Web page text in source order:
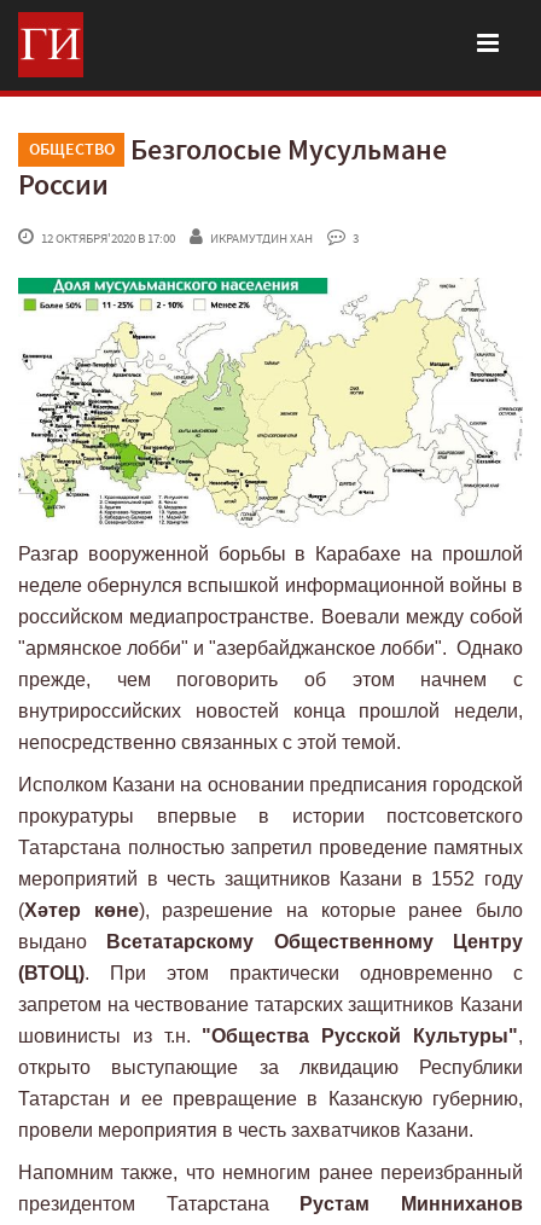
ОБЩЕСТВО
Безголосые Мусульмане
России
12 ОКТЯБРЯ'2020 В 17:00 ИКРАМУТДИН ХАН 3
Разгар вооруженной борьбы в Карабахе на прошлой
неделе обернулся вспышкой информационной войны в
российском медиапространстве. Воевали между собой
"армянское лобби" и "азербайджанское лобби". Однако
прежде, чем поговорить об этом начнем с
внутрироссийских новостей конца прошлой недели,
непосредственно связанных с этой темой.
Исполком Казани на основании предписания городской
прокуратуры впервые в истории постсоветского
Татарстана полностью запретил проведение памятных
мероприятий в честь защитников Казани в 1552 году
(Хәтер көне), разрешение на которые ранее было
выдано
Всетатарскому Общественному Центру
(ВТОЦ). При этом практически одновременно с
запретом на чествование татарских защитников Казани
шовинисты из т.н. "Общества Русской Культуры",
открыто выступающие за лквидацию Республики
Татарстан и ее превращение в Казанскую губернию,
провели мероприятия в честь захватчиков Казани.
Напомним также, что немногим ранее переизбранный
президентом Татарстана
Рустам Минниханов